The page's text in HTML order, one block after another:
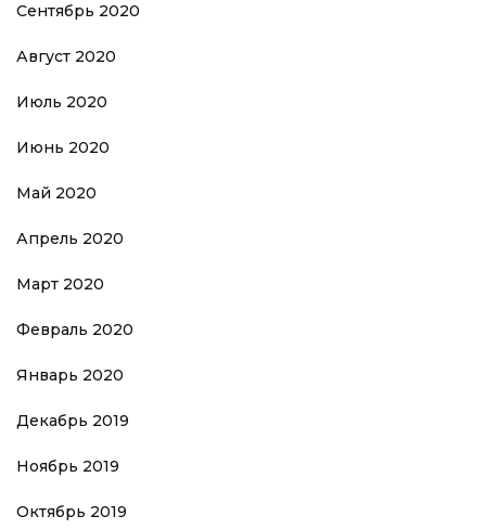
Сентябрь 2020
Август 2020
Июль 2020
Июнь 2020
Май 2020
Апрель 2020
Март 2020
Февраль 2020
Январь 2020
Декабрь 2019
Ноябрь 2019
Октябрь 2019